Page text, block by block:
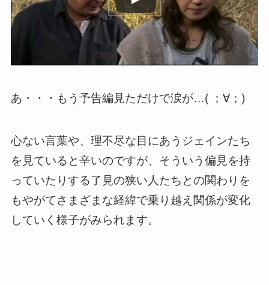
あ・・・もう予告編見ただけで涙が…( ；∀；)
心ない言葉や、理不尽な目にあうジェインたち
を見ていると辛いのですが、そういう偏見を持
っていたりする了見の狭い人たちとの関わりを
もやがてさまざまな経緯で乗り越え関係が変化
していく様子がみられます。